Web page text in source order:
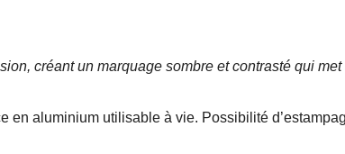
créant un marquage sombre et contrasté qui met
en aluminium utilisable à vie. Possibilité